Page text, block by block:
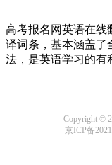
高考报名网英语在线
译词条，基本涵盖了
法，是英语学习的有
Copyright ©
京ICP备